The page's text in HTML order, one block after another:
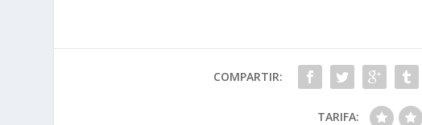
COMPARTIR:
TARIFA: